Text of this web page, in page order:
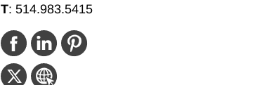
T:514.983.5415